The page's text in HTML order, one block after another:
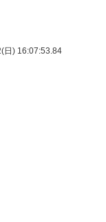
日) 16:07:53.84